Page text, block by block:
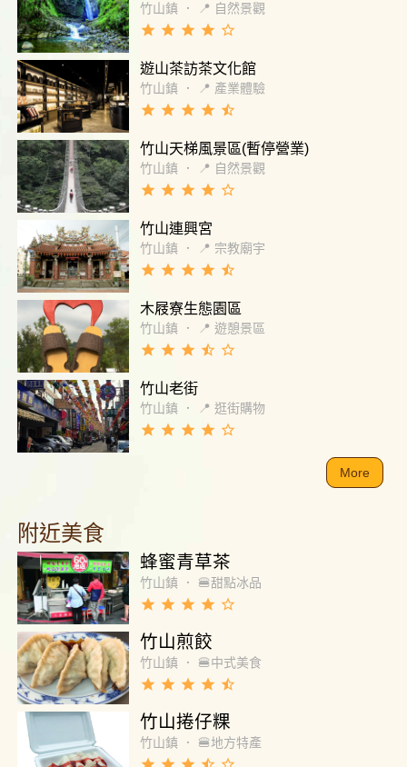
竹山鎮 ． 📍 自然景觀
grade grade grade grade star_border
遊山茶訪茶文化館
竹山鎮 ． 📍 產業體驗
grade grade grade grade star_half
竹山天梯風景區(暫停營業)
竹山鎮 ． 📍 自然景觀
grade grade grade grade star_border
竹山連興宮
竹山鎮 ． 📍 宗教廟宇
grade grade grade grade star_half
木屐寮生態園區
竹山鎮 ． 📍 遊憩景區
grade grade grade star_half star_border
竹山老街
竹山鎮 ． 📍 逛街購物
grade grade grade grade star_border
More
附近美食
蜂蜜青草茶
竹山鎮 ． 🍔甜點冰品
grade grade grade grade star_border
竹山煎餃
竹山鎮 ． 🍔中式美食
grade grade grade grade star_half
竹山捲仔粿
竹山鎮 ． 🍔地方特產